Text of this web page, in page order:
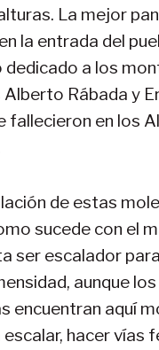
La mejor
la entrada del
dedicado a los
Rábada y
fallecieron en los
de estas
sucede con el
ser escalador
aunque
encuentran aquí
hacer vías